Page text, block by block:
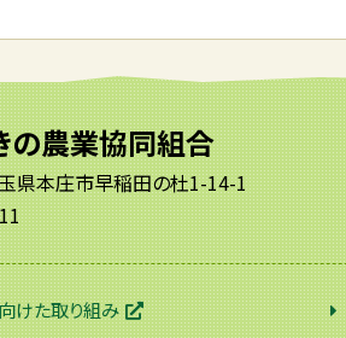
の農業協同組合
県本庄市早稲田の杜1-14-1
けた取り組み